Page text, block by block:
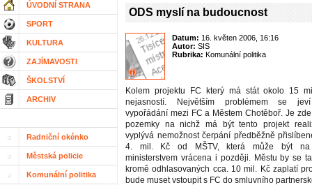
ÚVODNÍ STRANA
SPORT
KULTURA
ZAJÍMAVOSTI
ŠKOLSTVÍ
ARCHIV
Radniční okénko
Městská policie
Komunální politika
ODS myslí na budoucnost
Datum: 16. květen 2006, 16:16
Autor: SIS
Rubrika: Komunální politika
Kolem projektu FC který má stát okolo 15
nejasností. Největším problémem se jeví
vypořádání mezi FC a Městem Chotěboř. Je
pozemky na nichž má být tento projekt
vyplývá nemožnost čerpání předběžně
4. mil. Kč od MŠTV, která může být na
ministerstvem vrácena i později. Městu by se
kromě odhlasovaných cca. 10 mil. Kč zaplatí
bude muset vstoupit s FC do smluvního